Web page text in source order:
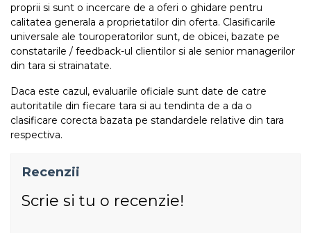
proprii si sunt o incercare de a oferi o ghidare pentru
calitatea generala a proprietatilor din oferta. Clasificarile
universale ale touroperatorilor sunt, de obicei, bazate pe
constatarile / feedback-ul clientilor si ale senior managerilor
din tara si strainatate.
Daca este cazul, evaluarile oficiale sunt date de catre
autoritatile din fiecare tara si au tendinta de a da o
clasificare corecta bazata pe standardele relative din tara
respectiva.
Recenzii
Scrie si tu o recenzie!